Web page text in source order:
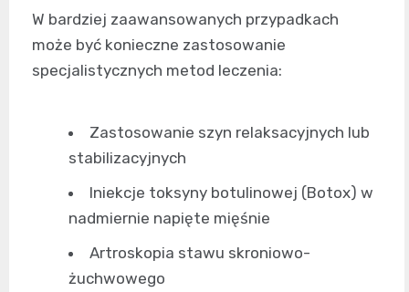
W bardziej zaawansowanych przypadkach
może być konieczne zastosowanie
specjalistycznych metod leczenia:
Zastosowanie szyn relaksacyjnych lub
stabilizacyjnych
Iniekcje toksyny botulinowej (Botox) w
nadmiernie napięte mięśnie
Artroskopia stawu skroniowo-
żuchwowego